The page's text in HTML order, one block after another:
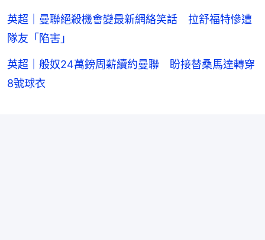
英超｜曼聯絕殺機會變最新網絡笑話 拉舒福特慘遭
隊友「陷害」
英超｜般奴24萬鎊周薪續約曼聯 盼接替桑馬達轉穿
8號球衣